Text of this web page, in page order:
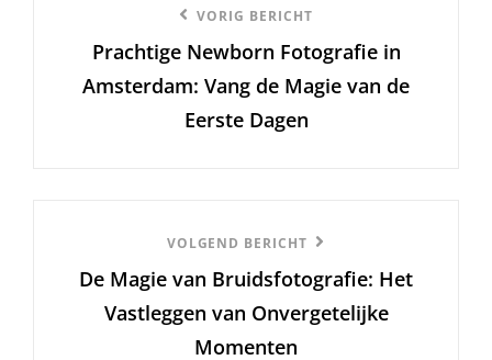
bericht
VORIG BERICHT
Prachtige Newborn Fotografie in
Amsterdam: Vang de Magie van de
Eerste Dagen
Bericht
VOLGEND BERICHT
De Magie van Bruidsfotografie: Het
Vastleggen van Onvergetelijke
Momenten